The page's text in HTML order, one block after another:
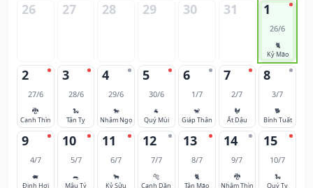
26 27 28 29 30 31 1
26/6
🐈
Kỷ Mão
2
27/6
🐉
Canh Thìn
3
28/6
🐍
Tân Tỵ
4
29/6
🐎
Nhâm Ngọ
5
30/6
🐐
Quý Mùi
6
1/7
🐒
Giáp Thân
7
2/7
🐓
Ất Dậu
8
3/7
🐕
Bính Tuất
9
4/7
🐖
Đinh Hợi
10
5/7
🐀
Mậu Tý
11
6/7
🐂
Kỷ Sửu
12
7/7
🐅
Canh Dần
13
8/7
🐈
Tân Mão
14
9/7
🐉
Nhâm Thìn
15
10/7
🐍
Quý Tỵ